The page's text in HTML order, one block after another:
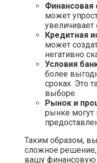
Финансовая
может
Кредитная
может
негативно
Условия
более
сроках. Это
выборе.
Рынок и
рынке могут
Таким образом,
сложное решение,
вашу финансовую